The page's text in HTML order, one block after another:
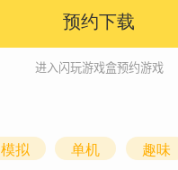
预约下载
进入闪玩游戏盒预约游戏
模拟 单机 趣味